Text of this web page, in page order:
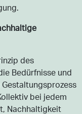
des
Bedürfnisse und
bei jedem
Nachhaltigkeit